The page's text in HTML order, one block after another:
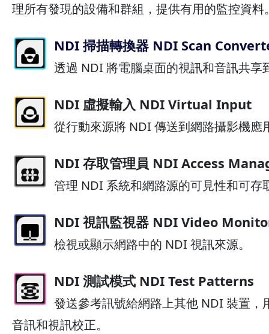
理所有發現的設備和群組，提供有用的監控資料
NDI 掃描轉換器 NDI Scan
透過 NDI 將電腦桌面的視訊和音訊共享
NDI 虛擬輸入 NDI Virtual Input
從行動來源將 NDI 傳送到網路攝影機應
NDI 存取管理員 NDI Access
管理 NDI 系統和網路源的可見性和可存
NDI 視訊監視器 NDI Video
檢視或顯示網路中的 NDI 視訊來源。
NDI 測試模式 NDI Test Patterns
發送參考訊號給網路上其他 NDI 裝置，
音訊和視訊校正。